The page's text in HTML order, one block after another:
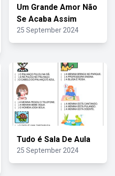
Um Grande Amor Não
Se Acaba Assim
25 September 2024
Tudo é Sala De Aula
25 September 2024